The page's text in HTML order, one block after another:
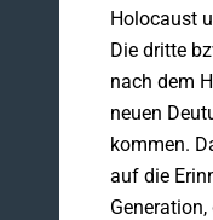
Holocaust
Die dritte
nach dem
neuen
kommen.
auf die